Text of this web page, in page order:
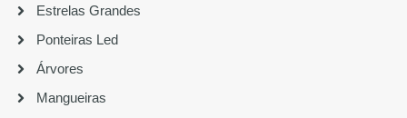
Estrelas Grandes
Ponteiras Led
Árvores
Mangueiras